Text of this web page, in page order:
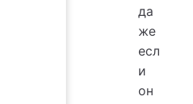
да
же
есл
и
он